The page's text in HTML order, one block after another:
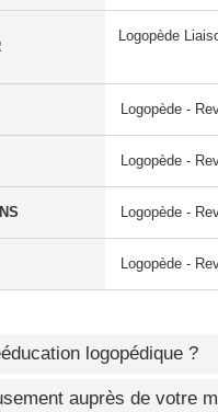
Logopède
Logopède -
Logopède -
Logopède -
Logopède -
logopédique ?
de communication, de
auprès de votre